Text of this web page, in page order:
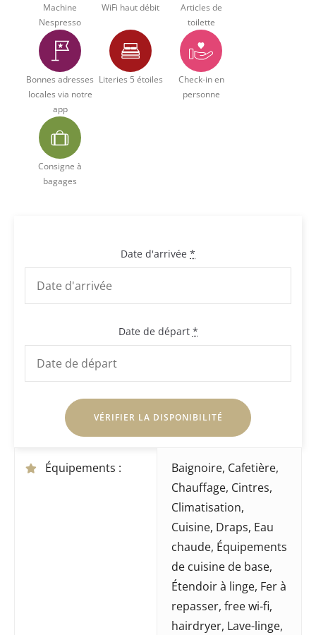
Machine
Nespresso
WiFi haut débit
Articles de
toilette
Bonnes adresses
locales via notre
app
Literies 5 étoiles
Check-in en
personne
Consigne à
bagages
Date d'arrivée *
Date de départ *
Équipements : Baignoire, Cafetière,
Chauffage, Cintres,
Climatisation,
Cuisine, Draps, Eau
chaude, Équipements
de cuisine de base,
Étendoir à linge, Fer à
repasser, free wi-fi,
hairdryer, Lave-linge,